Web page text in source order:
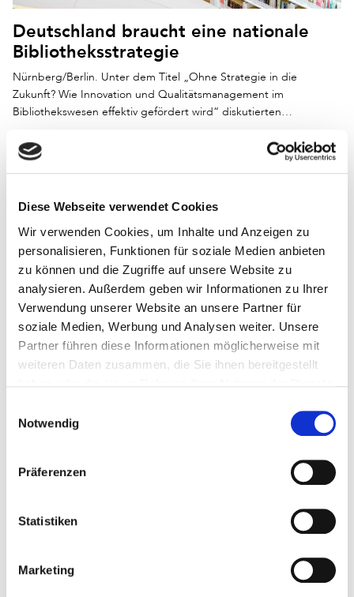
Diese Webseite verwendet Cookies
Wir verwenden Cookies, um Inhalte und Anzeigen zu
personalisieren, Funktionen für soziale Medien anbieten
zu können und die Zugriffe auf unsere Website zu
analysieren. Außerdem geben wir Informationen zu Ihrer
Verwendung unserer Website an unsere Partner für
soziale Medien, Werbung und Analysen weiter. Unsere
Partner führen diese Informationen möglicherweise mit
weiteren Daten zusammen, die Sie ihnen bereitgestellt
Notwendig
Präferenzen
Statistiken
Marketing
Deutschland braucht eine nationale
Bibliotheksstrategie
Nürnberg/Berlin. Unter dem Titel „Ohne Strategie in die
Zukunft? Wie Innovation und Qualitätsmanagement im
Bibliothekswesen effektiv gefördert wird“ diskutierten…
Bibliotheken unterstützen die
Armutsüberwindung durch freien
Zugang zu Informationen und Bildung
Nürnberg/Berlin. Unter dem Titel „Die Zukunft des freien